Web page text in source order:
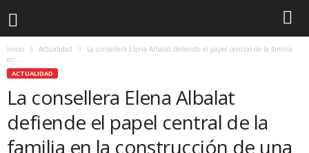
Inicio Actualidad
La consellera Elena Albalat defiende el papel central de la familia
en...
ACTUALIDAD
La consellera Elena Albalat
defiende el papel central de la
familia en la construcción de una